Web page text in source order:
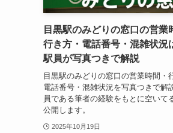
目黒駅のみどりの窓口の営業
行き方・電話番号・混雑状況
駅員が写真つきで解説
目黒駅のみどりの窓口の営業時間・
電話番号・混雑状況を写真つきで解
員である筆者の経験をもとに空いて
公開します。
2025年10月19日